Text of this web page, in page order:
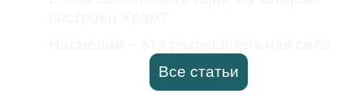
Все статьи